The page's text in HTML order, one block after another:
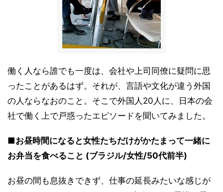
働く人なら誰でも一度は、会社や上司同僚に疑問に思
ったことがあるはず。それが、言語や文化が違う外国
の人ならなおのこと。そこで外国人20人に、日本の会
社で働く上で戸惑ったエピソードを聞いてみました。
■お昼時間になると女性たちだけがかたまって一緒に
お弁当を食べること (ブラジル/女性/50代前半)
お昼の間も息抜きできず、仕事の延長みたいな感じが